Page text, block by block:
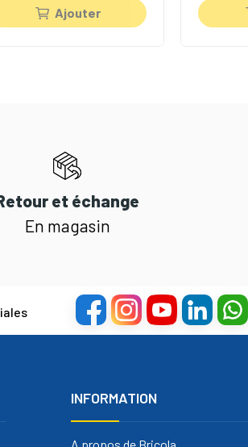
Ajouter
et échange
En magasin
INFORMATION